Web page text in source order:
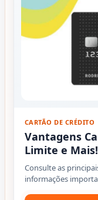
CARTÃO DE CRÉDITO
Vantagens
Limite e Mais!
Consulte as
informações